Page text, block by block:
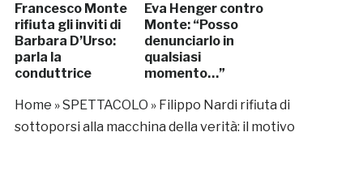
Francesco Monte
rifiuta gli inviti di
Barbara D’Urso:
parla la
conduttrice
Eva Henger contro
Monte: “Posso
denunciarlo in
qualsiasi
momento…”
Home »SPETTACOLO » Filippo Nardi rifiuta di
sottoporsi alla macchina della verità: il motivo